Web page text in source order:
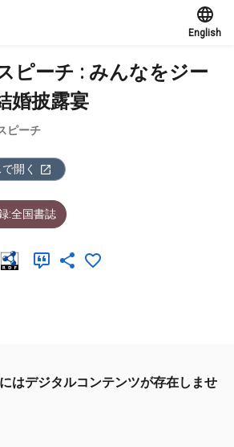
English
ピーチ : みんなをジー
婚披露宴
ピーチ
開く
:全国書誌
はデジタルコンテンツが存在しませ